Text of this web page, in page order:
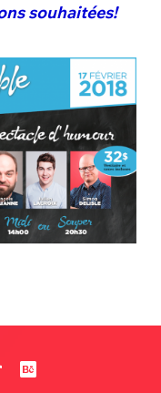
souhaitées!